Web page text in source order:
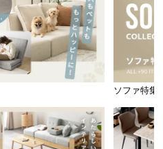
ソファ特集